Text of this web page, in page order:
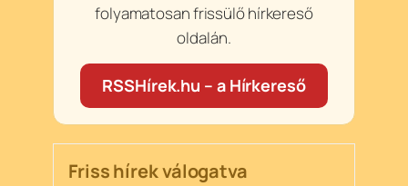
folyamatosan frissülő hírkereső
oldalán.
RSSHírek.hu – a Hírkereső
Friss hírek válogatva